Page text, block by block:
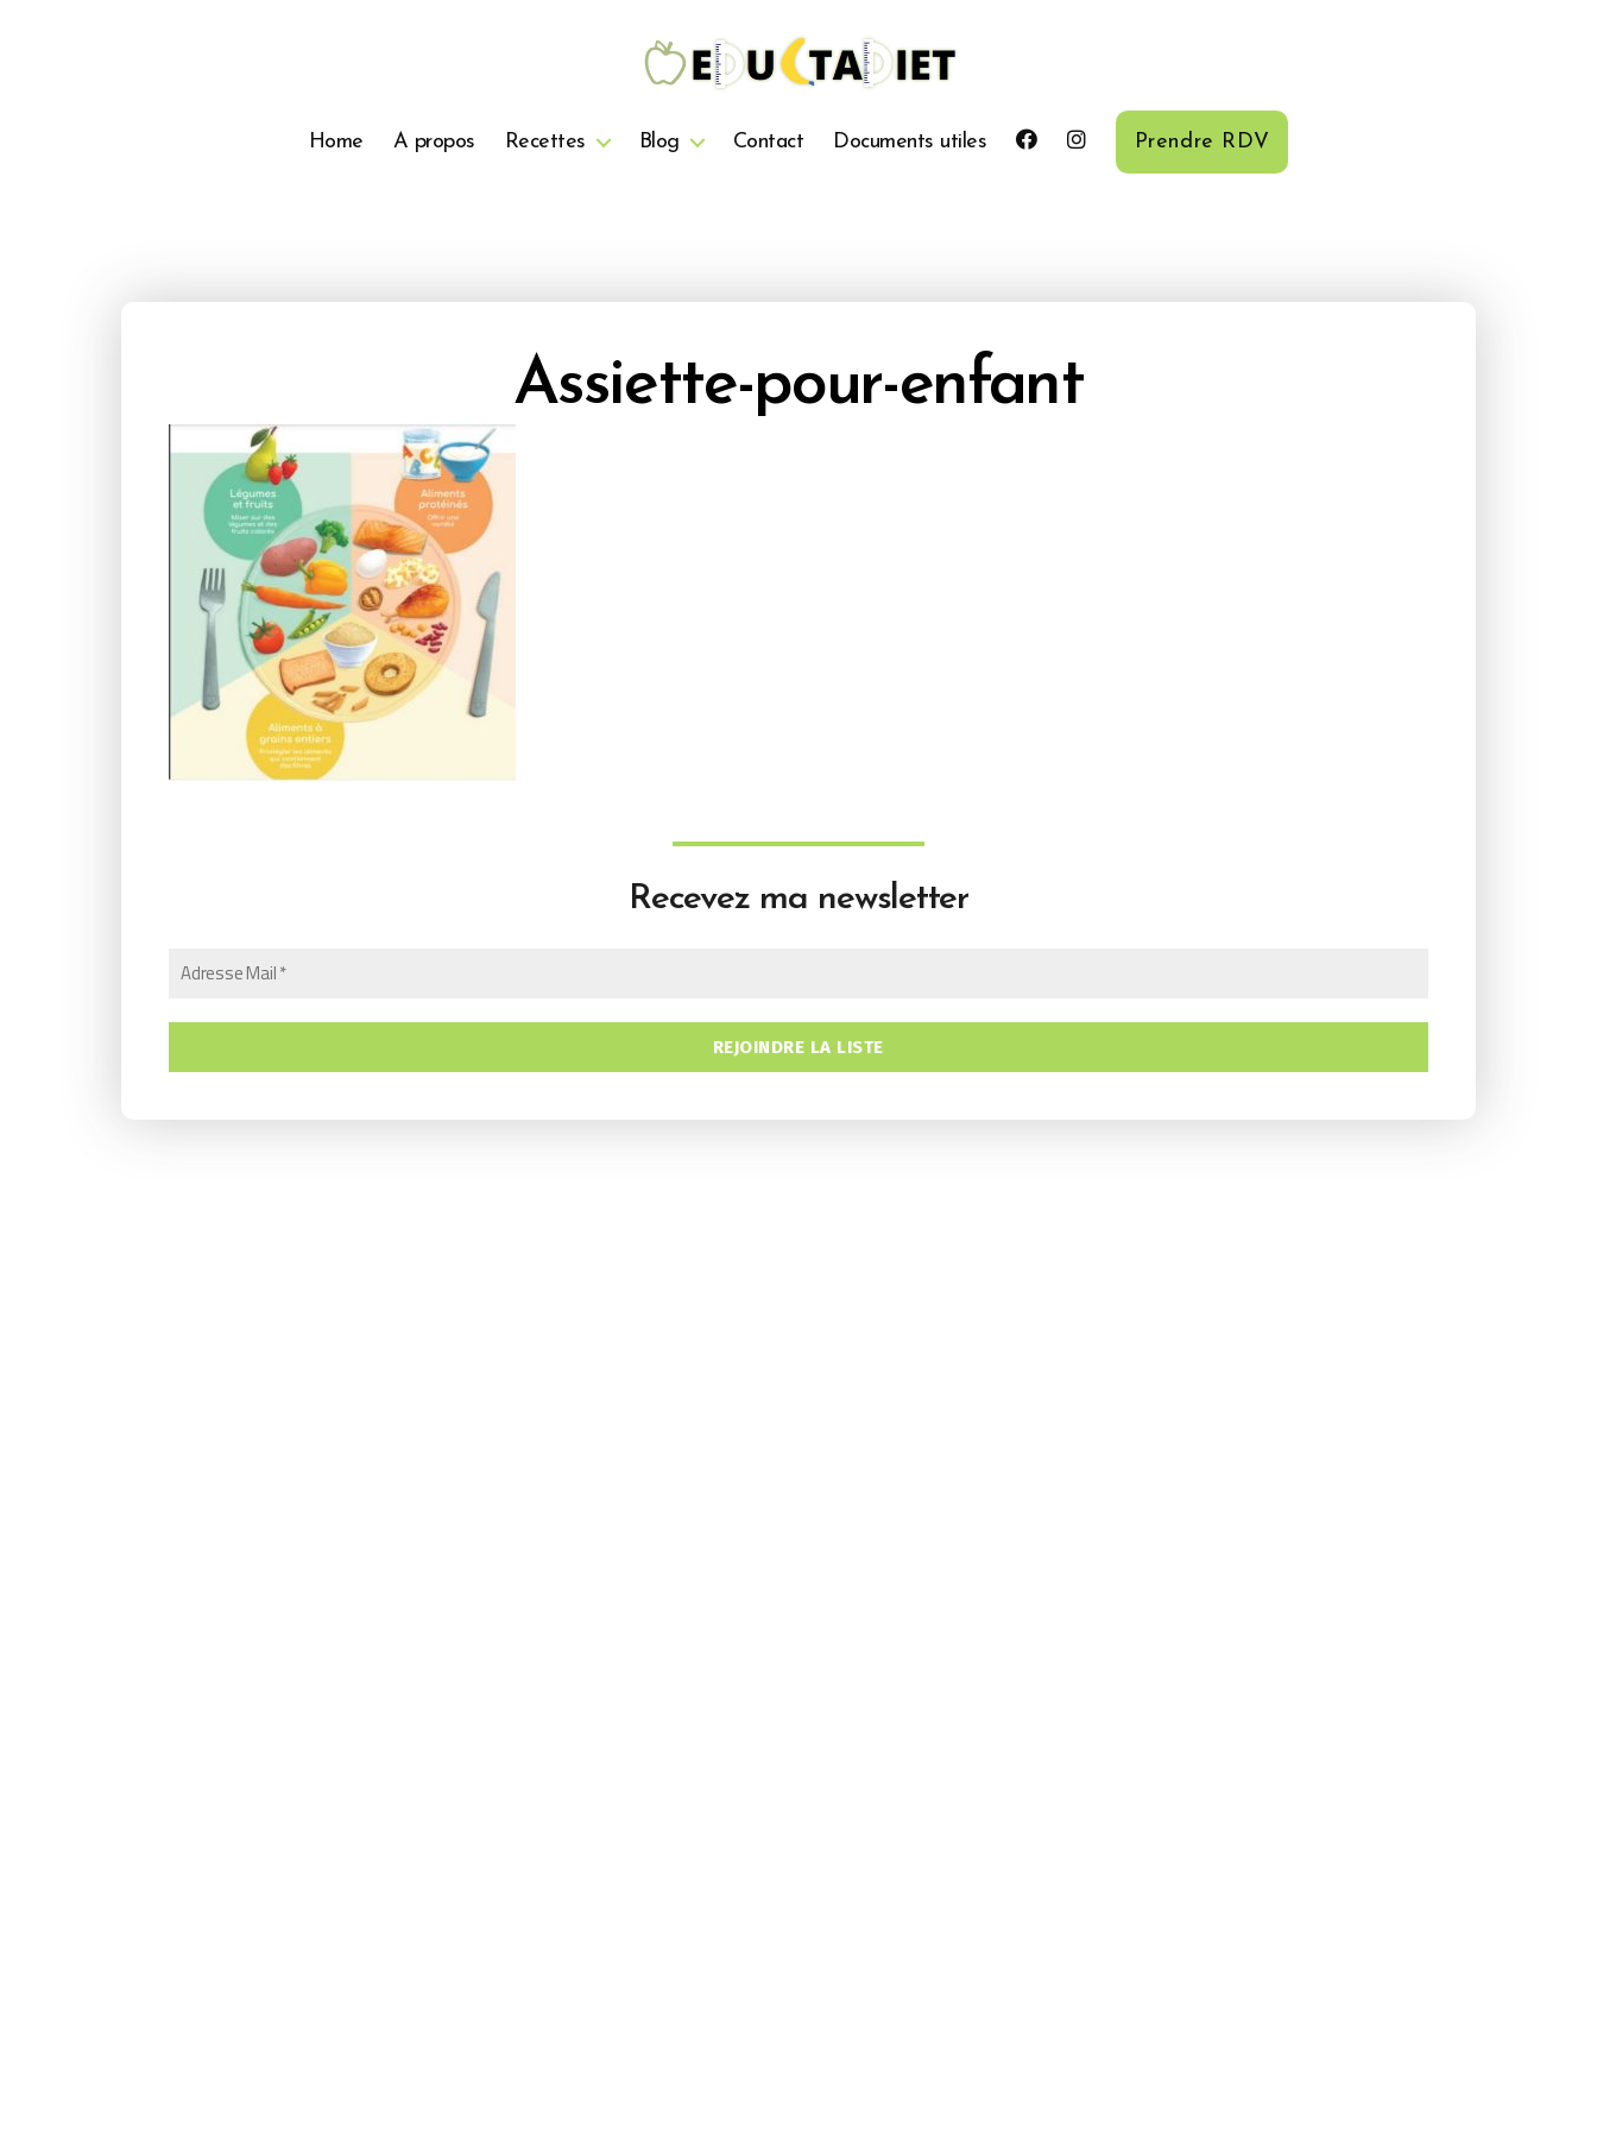
Home
A propos Recettes Blog Contact Documents utiles Prendre RDV
Assiette-pour-enfant
Recevez ma newsletter